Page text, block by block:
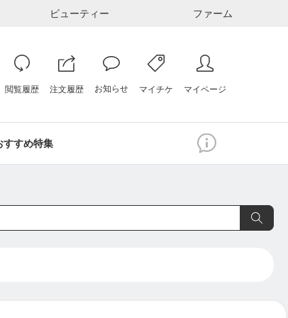
ビューティー ファーム
閲覧履歴 注文履歴 お知らせ マイチケ マイページ
すすめ特集